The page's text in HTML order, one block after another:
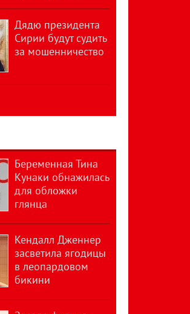
Дядю президента
Сирии будут судить
за мошенничество
Беременная Тина
Кунаки обнажилась
для обложки
глянца
Кендалл Дженнер
засветила ягодицы
в леопардовом
бикини